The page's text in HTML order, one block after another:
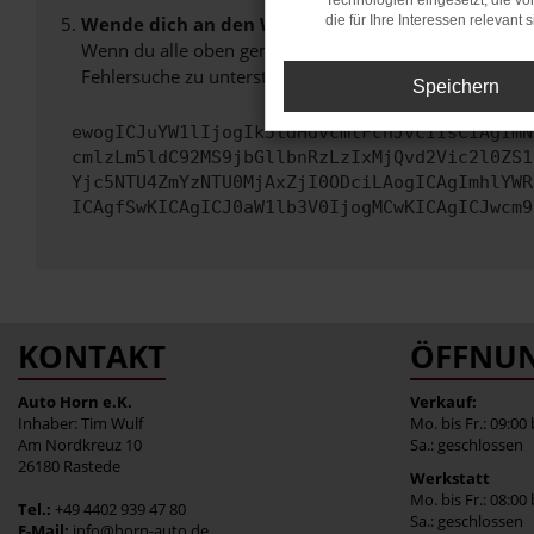
Wende dich an den Webseitenbetreiber.
Wenn du alle oben genannten Schritte versucht hast,
Fehlersuche zu unterstützen:
KONTAKT
Auto Horn e.K.
Inhaber: Tim Wulf
Am Nordkreuz 10
26180 Rastede
Tel.: +49 4402 939 47 80
Verkauf:
Mo. bis Fr.: 09:00
Sa.: geschlossen
Werkstatt
Mo. bis Fr.: 08:00
Sa.: geschlossen
die für Ihre Interessen relevant
Speichern